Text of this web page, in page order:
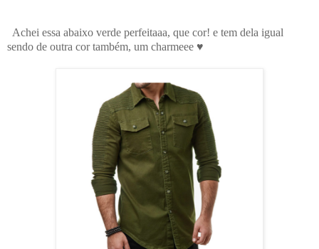
Achei essa abaixo verde perfeitaaa, que cor! e tem dela igual
sendo de outra cor também, um charmeee ♥